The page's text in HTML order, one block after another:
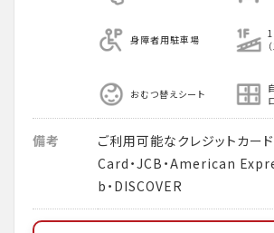
身障者用駐車場
おむつ替えシート
備考
ご利用可能なクレジットカー
Card・JCB・American
b・DISCOVER